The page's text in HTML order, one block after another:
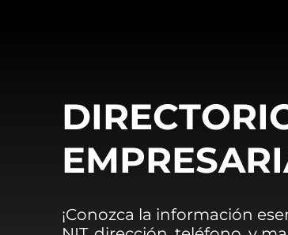
¡Conozca la información